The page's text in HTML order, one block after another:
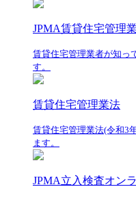
JPMA賃貸住宅管理
賃貸住宅管理業者が知っ
す。
賃貸住宅管理業法
賃貸住宅管理業法(令和3
ます。
JPMA立入検査オン